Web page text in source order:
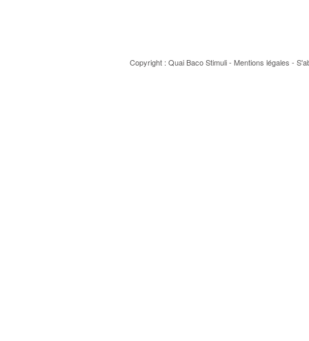
Copyright : Quai BacoStimuli- Mentions légales -